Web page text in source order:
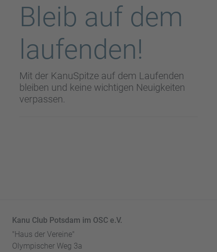
Bleib auf dem
laufenden!
Mit der KanuSpitze auf dem Laufenden
bleiben und keine wichtigen Neuigkeiten
verpassen.
Kanu Club Potsdam im OSC e.V.
"Haus der Vereine"
Olympischer Weg 3a